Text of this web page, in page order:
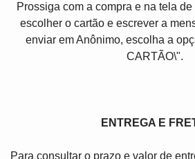
Prossiga com a compra e na tela
escolher o cartão e escrever a
enviar em Anônimo, escolha a
CARTÃO\".
ENTREGA E
Para consultar o prazo e valor de